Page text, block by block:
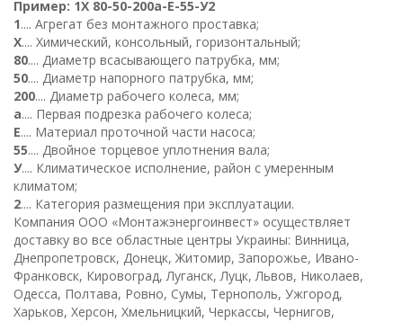
Пример: 1Х 80-50-200а-Е-55-У2
1.... Агрегат без монтажного проставка;
Х.... Химический, консольный, горизонтальный;
80.... Диаметр всасывающего патрубка, мм;
50.... Диаметр напорного патрубка, мм;
200.... Диаметр рабочего колеса, мм;
а.... Первая подрезка рабочего колеса;
Е.... Материал проточной части насоса;
55.... Двойное торцевое уплотнения вала;
У.... Климатическое исполнение, район с умеренным
климатом;
2.... Категория размещения при эксплуатации.
Компания ООО «Монтажэнергоинвест» осуществляет
доставку во все областные центры Украины: Винница,
Днепропетровск, Донецк, Житомир, Запорожье, Ивано-
Франковск, Кировоград, Луганск, Луцк, Львов, Николаев,
Одесса, Полтава, Ровно, Сумы, Тернополь, Ужгород,
Харьков, Херсон, Хмельницкий, Черкассы, Чернигов,